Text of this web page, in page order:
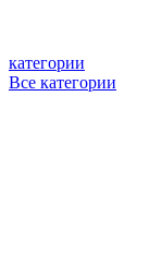
категории
Все категории